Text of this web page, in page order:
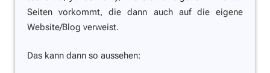
Seiten vorkommt, die dann auch auf die eigene
Website/Blog verweist.
Das kann dann so aussehen: